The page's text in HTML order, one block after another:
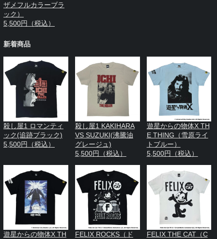
ザメフルカラーブラ
ック）
5,500円（税込）
新着商品
殺し屋1 ロマンティ
ック(追跡ブラック)
5,500円（税込）
殺し屋1 KAKIHARA
VS SUZUKI(沸騰油
グレージュ)
5,500円（税込）
遊星からの物体X TH
E THING（雪原ライ
トブルー）
5,500円（税込）
遊星からの物体X TH
FELIX ROCKS（ド
FELIX THE CAT（C